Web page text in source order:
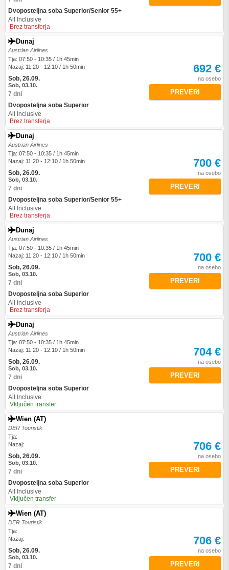
Dvoposteljna soba Superior/Senior 55+
All Inclusive
Brez transferja
Dunaj
Austrian Airlines
Tja: 07:50 - 10:35 / 1h 45min
Nazaj: 11:20 - 12:10 / 1h 50min
Sob, 26.09.
Sob, 03.10.
7 dni
Dvoposteljna soba Superior
All Inclusive
Brez transferja
692 €
na osebo
PREVERI
Dunaj
Austrian Airlines
Tja: 07:50 - 10:35 / 1h 45min
Nazaj: 11:20 - 12:10 / 1h 50min
Sob, 26.09.
Sob, 03.10.
7 dni
Dvoposteljna soba Superior/Senior 55+
All Inclusive
Brez transferja
700 €
na osebo
PREVERI
Dunaj
Austrian Airlines
Tja: 07:50 - 10:35 / 1h 45min
Nazaj: 11:20 - 12:10 / 1h 50min
Sob, 26.09.
Sob, 03.10.
7 dni
Dvoposteljna soba Superior
All Inclusive
Brez transferja
700 €
na osebo
PREVERI
Dunaj
Austrian Airlines
Tja: 07:50 - 10:35 / 1h 45min
Nazaj: 11:20 - 12:10 / 1h 50min
Sob, 26.09.
Sob, 03.10.
7 dni
Dvoposteljna soba Superior
All Inclusive
Vključen transfer
704 €
na osebo
PREVERI
Wien (AT)
DER Touristik
Tja:
Nazaj:
Sob, 26.09.
Sob, 03.10.
7 dni
Dvoposteljna soba Superior
All Inclusive
Vključen transfer
706 €
na osebo
PREVERI
Wien (AT)
DER Touristik
Tja:
Nazaj:
Sob, 26.09.
Sob, 03.10.
7 dni
706 €
na osebo
PREVERI